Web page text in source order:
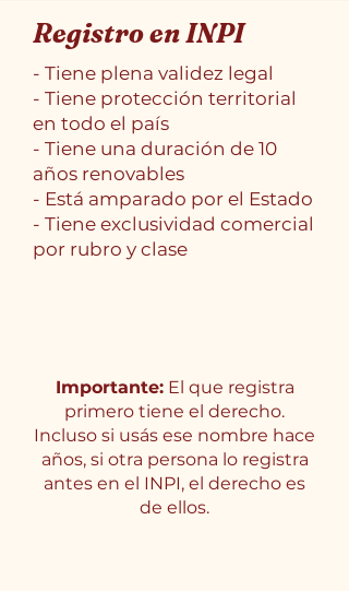
Registro en INPI
- Tiene plena validez legal
- Tiene protección territorial
en todo el país
- Tiene una duración de 10
años renovables
- Está amparado por el Estado
- Tiene exclusividad comercial
por rubro y clase
Importante:El que registra
primero tiene el derecho.
Incluso si usás ese nombre hace
años, si otra persona lo registra
antes en el INPI, el derecho es
de ellos.